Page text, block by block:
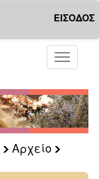
ΕΙΣΟΔΟΣ
Toggle
Αρχείο